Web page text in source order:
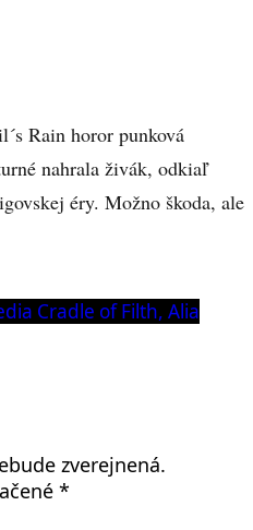
Rain horor punková
nahrala živák, odkiaľ
éry. Možno škoda, ale
Cradle of Filth, Alia
zverejnená.
*